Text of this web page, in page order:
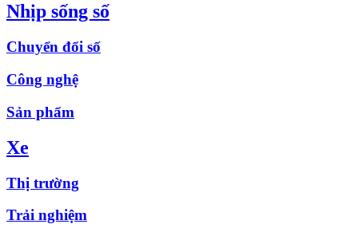
Nhịp sống số
Chuyển đổi số
Công nghệ
Sản phẩm
Xe
Thị trường
Trải nghiệm